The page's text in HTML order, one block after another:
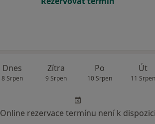
Dnes
8 Srpen
Zítra
9 Srpen
Po
10 Srpen
Út
11 Srpen
Online rezervace termínu není k dispozici